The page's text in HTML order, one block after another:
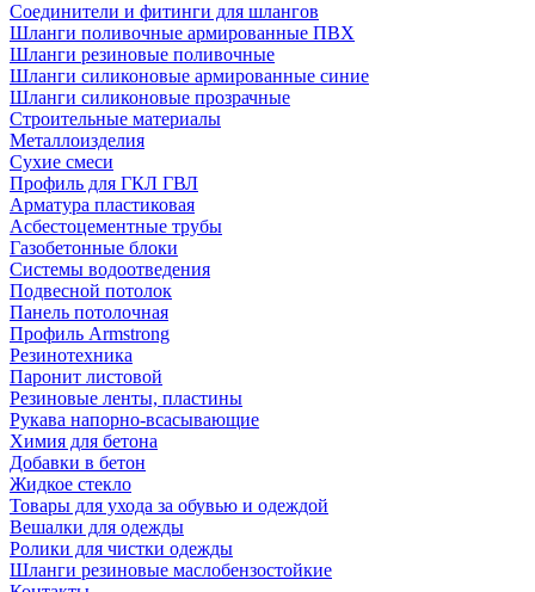
Соединители и фитинги для шлангов
Шланги поливочные армированные ПВХ
Шланги резиновые поливочные
Шланги силиконовые армированные синие
Шланги силиконовые прозрачные
Строительные материалы
Металлоизделия
Сухие смеси
Профиль для ГКЛ ГВЛ
Арматура пластиковая
Асбестоцементные трубы
Газобетонные блоки
Системы водоотведения
Подвесной потолок
Панель потолочная
Профиль Armstrong
Резинотехника
Паронит листовой
Резиновые ленты, пластины
Рукава напорно-всасывающие
Химия для бетона
Добавки в бетон
Жидкое стекло
Товары для ухода за обувью и одеждой
Вешалки для одежды
Ролики для чистки одежды
Шланги резиновые маслобензостойкие